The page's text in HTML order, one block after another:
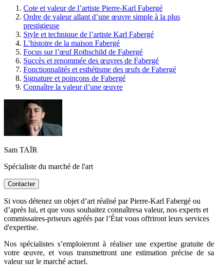
Cote et valeur de l’artiste Pierre-Karl Fabergé
Ordre de valeur allant d’une œuvre simple à la plus
prestigieuse
Style et technique de l’artiste Karl Fabergé
L’histoire de la maison Fabergé
Focus sur l’œuf Rothschild de Fabergé
Succès et renommée des œuvres de Fabergé
Fonctionnalités et esthétisme des œufs de Fabergé
Signature et poinçons de Fabergé
Connaître la valeur d’une œuvre
Sam TAÏR
Spécialiste du marché de l'art
Contacter
Si vous détenez un objet d’art réalisé par Pierre-Karl Fabergé ou
d’après lui, et que vous souhaitez connaîtresa valeur, nos experts et
commissaires-priseurs agréés par l’État vous offriront leurs services
d'expertise.
Nos spécialistes s’emploieront à réaliser une expertise gratuite de
votre œuvre, et vous transmettront une estimation précise de sa
valeur sur le marché actuel.